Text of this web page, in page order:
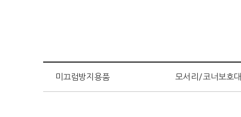
미끄럼방지용품 모서리/코너보호대